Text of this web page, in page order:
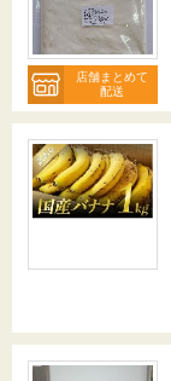
店舗まとめて
配送